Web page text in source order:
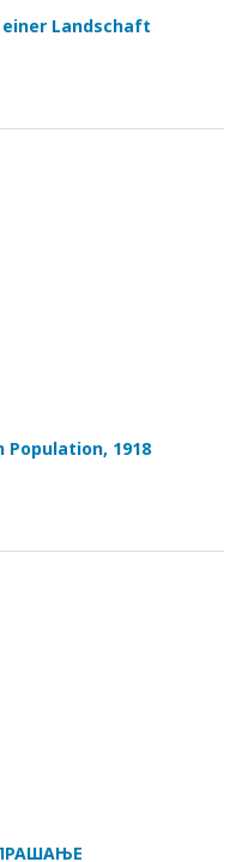
Landschaft
Population, 1918